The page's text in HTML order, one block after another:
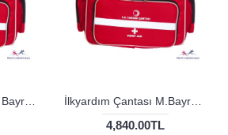
İlkyardım Çantası M. Bayrak (BOŞ) İlkyardım Çantası M.Bayrak (DOLU)
4,840.00TL